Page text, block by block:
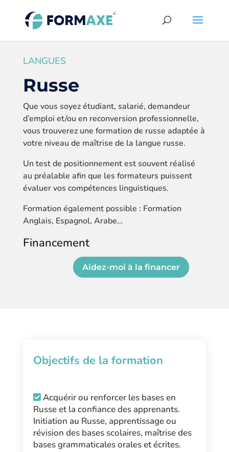
LANGUES
Russe
Que vous soyez étudiant, salarié, demandeur
d’emploi et/ou en reconversion professionnelle,
vous trouverez une formation de russe adaptée à
votre niveau de maîtrise de la langue russe.
Un test de positionnement est souvent réalisé
au préalable afin que les formateurs puissent
évaluer vos compétences linguistiques.
Formation également possible : Formation
Anglais, Espagnol, Arabe…
Financement
Aidez-moi à la financer
Objectifs de la formation
Acquérir ou renforcer les bases en
Russe et la confiance des apprenants.
Initiation au Russe, apprentissage ou
révision des bases scolaires, maîtrise des
bases grammaticales orales et écrites.